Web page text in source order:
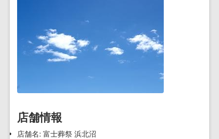
店舗情報
店舗名: 富士葬祭 浜北沼